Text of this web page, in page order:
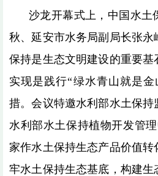
沙龙开幕式上，中国水土
秋、延安市水务局副局长张
保持是生态文明建设的重要
实现是践行“绿水青山就是
措。会议特邀水利部水土保持
水利部水土保持植物开发管
家作水土保持生态产品价值
牢水土保持生态基底，构建